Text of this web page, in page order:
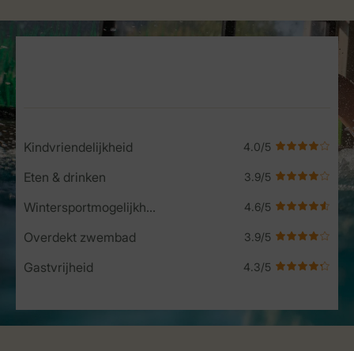
Service Rating from our guests
Kindvriendelijkheid
Eten & drinken
Wintersportmogelijkheden
Overdekt zwembad
Gastvrijheid